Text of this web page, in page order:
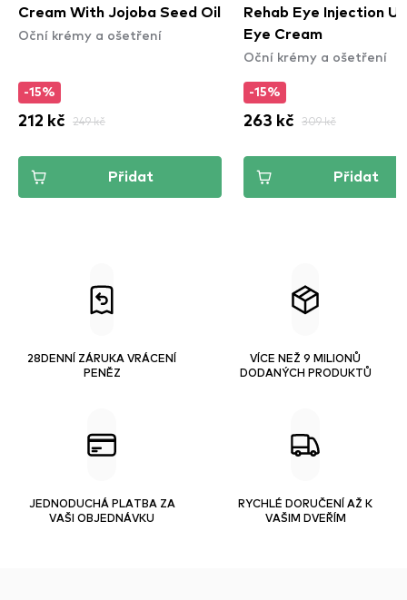
Cream With Jojoba Seed Oil
Oční krémy a ošetření
-15%
212 kč 249 kč
Přidat
Rehab Eye Injection
Eye Cream
Oční krémy a ošetření
-15%
263 kč 309 kč
Přidat
28DENNÍ ZÁRUKA VRÁCENÍ
PENĚZ
VÍCE NEŽ 9 MILIONŮ
DODANÝCH PRODUKTŮ
JEDNODUCHÁ PLATBA ZA
VAŠI OBJEDNÁVKU
RYCHLÉ DORUČENÍ AŽ K
VAŠIM DVEŘÍM